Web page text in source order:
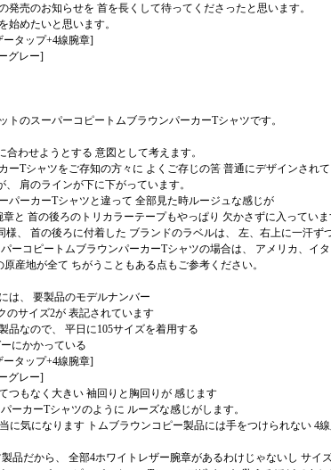
売のお知らせを 首を長くして待ってくださったと思います。
始めたいと思います。
タップ+4線腕章]
グレー]
のスーパーコピートムブラウンパーカーTシャツです。
わせようとする 意図として考えます。
Tシャツをご存知の方々に よくご存じの筈 普通にデザインされて
肩のラインが下に下がっています。
パーカーTシャツと違って 全部見た時ルージュな感じが
と 首の後ろのトリカラーテープもやっぱり 欠かさずに入っていま
、 首の後ろに付着した ブランドのラベルは、 左、右上に一汗ず
ーコピートムブラウンパーカーTシャツの場合は、 アメリカ、イ
産地が全て ちがうこともある点もご参考ください。
は、 要製品のモデルナンバー
のサイズ2が 表記されています
品なので、 平日に105サイズを着用する
にかかっている
ータップ+4線腕章]
グレー]
つもなく大きい 袖回りと胸回りが 感じます
ーカーTシャツのように ルーズな感じがします。
気になります トムブラウンコピー製品には手をつけられない 4
品だから、 全部4ホワイトレザー腕章があるわけじゃないし サイ